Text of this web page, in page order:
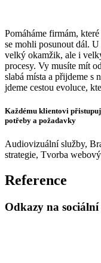
Pomáháme firmám,
se mohli posunout dál.
velký okamžik, ale i
procesy. Vy musíte mít
slabá místa a přijdeme s
jdeme cestou evoluce,
Každému klientovi
potřeby a požadavky
Audiovizuální služby,
strategie, Tvorba
Reference
Odkazy na sociální